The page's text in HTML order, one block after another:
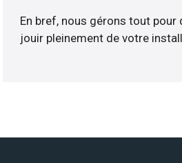
En bref, nous gérons tout pour
jouir pleinement de votre